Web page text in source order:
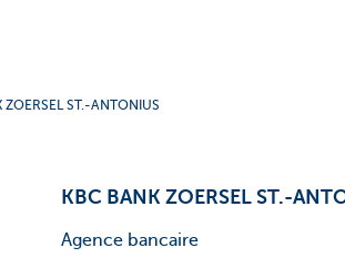
ZOERSEL ST.-ANTONIUS
KBC BANK ZOERSEL ST.-
Agence bancaire